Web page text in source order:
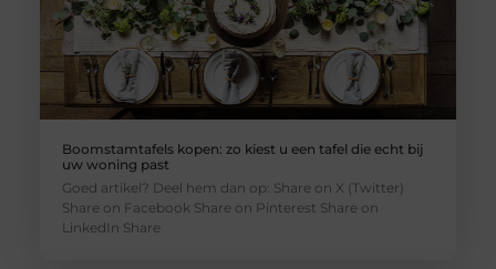
Boomstamtafels kopen: zo kiest u een tafel die echt bij
uw woning past
Goed artikel? Deel hem dan op: Share on X (Twitter)
Share on Facebook Share on Pinterest Share on
LinkedIn Share